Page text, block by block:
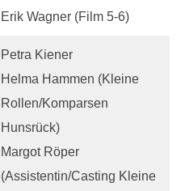
Erik Wagner (Film 5-6)
Petra Kiener
Helma Hammen (Kleine
Rollen/Komparsen
Hunsrück)
Margot Röper
(Assistentin/Casting Kleine